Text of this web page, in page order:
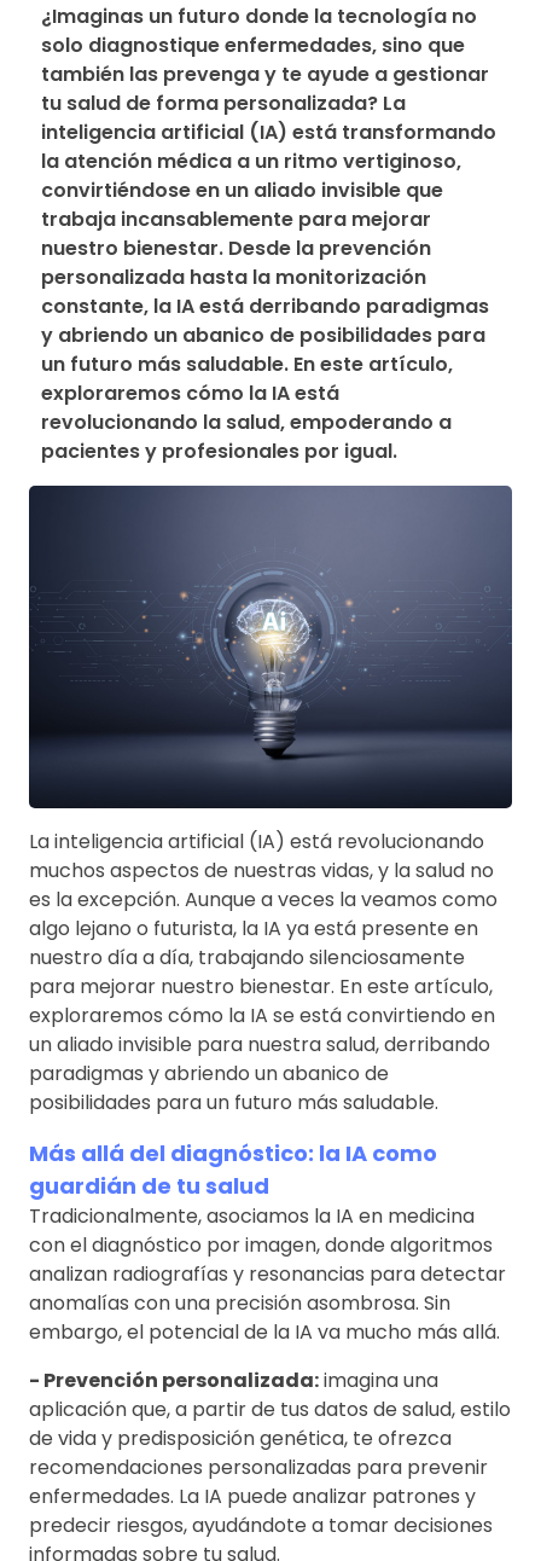
¿Imaginas un futuro donde la tecnología no
solo diagnostique enfermedades, sino que
también las prevenga y te ayude a gestionar
tu salud de forma personalizada? La
inteligencia artificial (IA) está transformando
la atención médica a un ritmo vertiginoso,
convirtiéndose en un aliado invisible que
trabaja incansablemente para mejorar
nuestro bienestar. Desde la prevención
personalizada hasta la monitorización
constante, la IA está derribando paradigmas
y abriendo un abanico de posibilidades para
un futuro más saludable. En este artículo,
exploraremos cómo la IA está
revolucionando la salud, empoderando a
pacientes y profesionales por igual.
La inteligencia artificial (IA) está revolucionando
muchos aspectos de nuestras vidas, y la salud no
es la excepción. Aunque a veces la veamos como
algo lejano o futurista, la IA ya está presente en
nuestro día a día, trabajando silenciosamente
para mejorar nuestro bienestar. En este artículo,
exploraremos cómo la IA se está convirtiendo en
un aliado invisible para nuestra salud, derribando
paradigmas y abriendo un abanico de
posibilidades para un futuro más saludable.
Más allá del diagnóstico: la IA como
guardián de tu salud
Tradicionalmente, asociamos la IA en medicina
con el diagnóstico por imagen, donde algoritmos
analizan radiografías y resonancias para detectar
anomalías con una precisión asombrosa. Sin
embargo, el potencial de la IA va mucho más allá.
- Prevención personalizada:imagina una
aplicación que, a partir de tus datos de salud, estilo
de vida y predisposición genética, te ofrezca
recomendaciones personalizadas para prevenir
enfermedades. La IA puede analizar patrones y
predecir riesgos, ayudándote a tomar decisiones
informadas sobre tu salud.